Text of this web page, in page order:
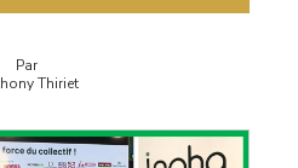
Par
Thiriet